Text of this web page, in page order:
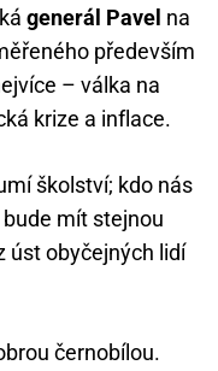
generál Pavel na
především
– válka na
krize a inflace.
školství; kdo nás
mít stejnou
úst obyčejných lidí
černobílou.